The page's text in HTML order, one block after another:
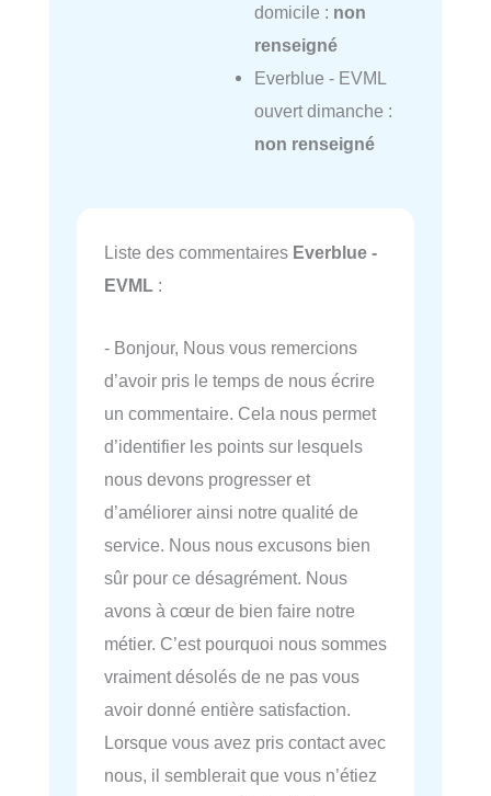
domicile : non
renseigné
Everblue - EVML
ouvert dimanche :
non renseigné
Liste des commentaires Everblue -
EVML :
- Bonjour, Nous vous remercions
d’avoir pris le temps de nous écrire
un commentaire. Cela nous permet
d’identifier les points sur lesquels
nous devons progresser et
d’améliorer ainsi notre qualité de
service. Nous nous excusons bien
sûr pour ce désagrément. Nous
avons à cœur de bien faire notre
métier. C’est pourquoi nous sommes
vraiment désolés de ne pas vous
avoir donné entière satisfaction.
Lorsque vous avez pris contact avec
nous, il semblerait que vous n’étiez